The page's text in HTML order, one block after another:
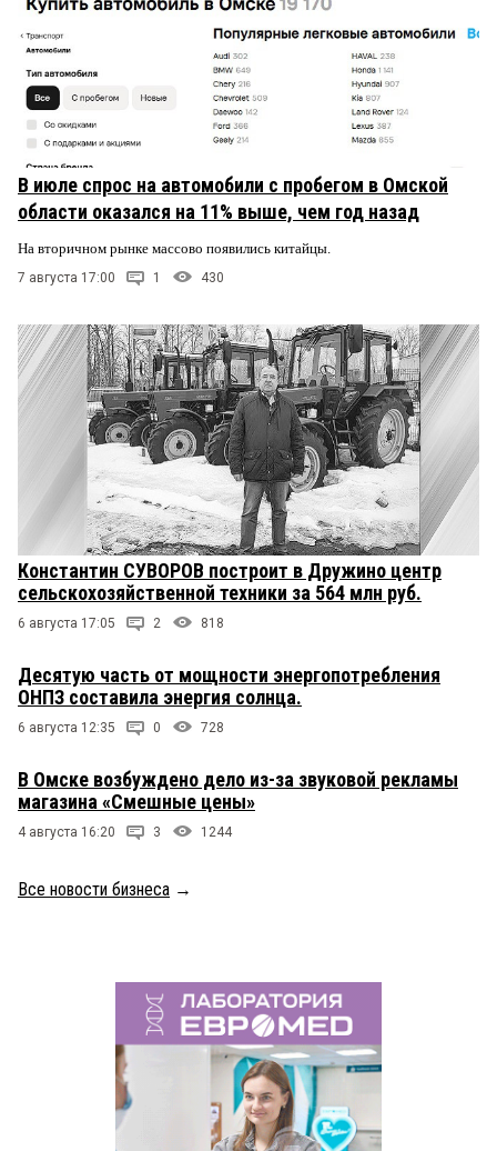
В июле спрос на автомобили с пробегом в Омской
области оказался на 11% выше, чем год назад
На вторичном рынке массово появились китайцы.
7 августа 17:00 1 430
Константин СУВОРОВ построит в Дружино центр
сельскохозяйственной техники за 564 млн руб.
6 августа 17:05 2 818
Десятую часть от мощности энергопотребления
ОНПЗ составила энергия солнца.
6 августа 12:35 0 728
В Омске возбуждено дело из-за звуковой рекламы
магазина «Смешные цены»
4 августа 16:20 3 1244
Все новости бизнеса →